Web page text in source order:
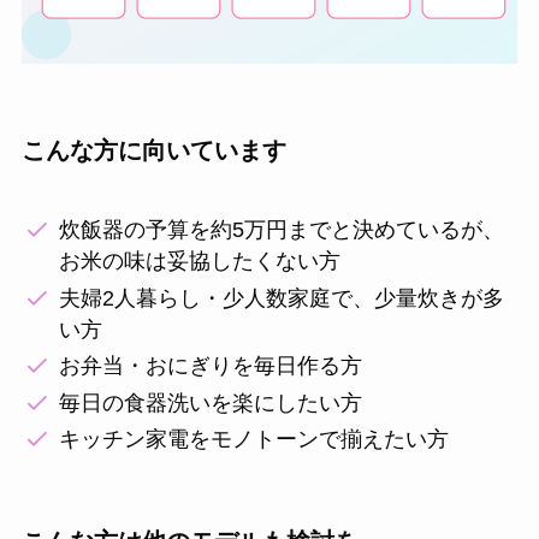
こんな方に向いています
炊飯器の予算を約5万円までと決めているが、
お米の味は妥協したくない方
夫婦2人暮らし・少人数家庭で、少量炊きが多
い方
お弁当・おにぎりを毎日作る方
毎日の食器洗いを楽にしたい方
キッチン家電をモノトーンで揃えたい方